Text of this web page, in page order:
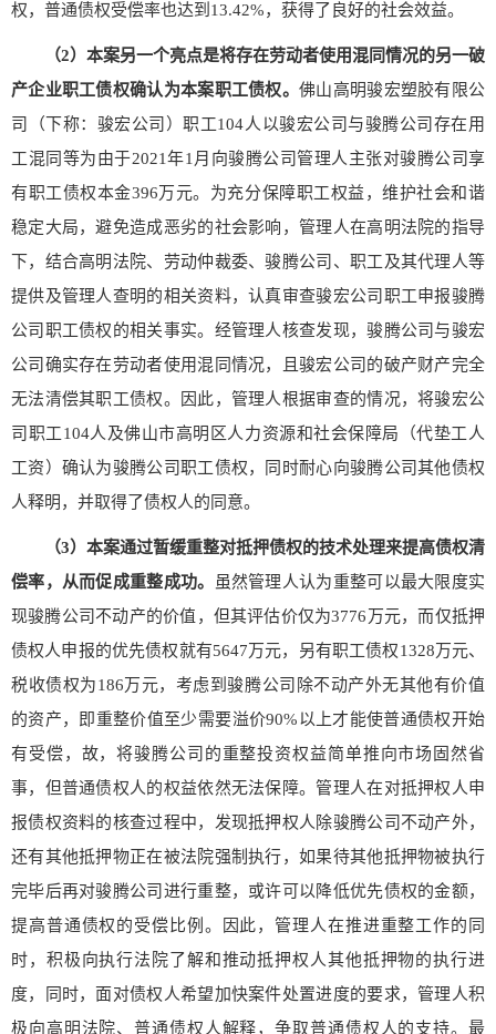
权，普通债权受偿率也达到13.42%，获得了良好的社会效益。
（2）本案另一个亮点是将存在劳动者使用混同情况的另一破
产企业职工债权确认为本案职工债权。佛山高明骏宏塑胶有限公
司（下称：骏宏公司）职工104人以骏宏公司与骏腾公司存在用
工混同等为由于2021年1月向骏腾公司管理人主张对骏腾公司享
有职工债权本金396万元。为充分保障职工权益，维护社会和谐
稳定大局，避免造成恶劣的社会影响，管理人在高明法院的指导
下，结合高明法院、劳动仲裁委、骏腾公司、职工及其代理人等
提供及管理人查明的相关资料，认真审查骏宏公司职工申报骏腾
公司职工债权的相关事实。经管理人核查发现，骏腾公司与骏宏
公司确实存在劳动者使用混同情况，且骏宏公司的破产财产完全
无法清偿其职工债权。因此，管理人根据审查的情况，将骏宏公
司职工104人及佛山市高明区人力资源和社会保障局（代垫工人
工资）确认为骏腾公司职工债权，同时耐心向骏腾公司其他债权
人释明，并取得了债权人的同意。
（3）本案通过暂缓重整对抵押债权的技术处理来提高债权清
偿率，从而促成重整成功。
虽然管理人认为重整可以最大限度实
现骏腾公司不动产的价值，但其评估价仅为3776万元，而仅抵押
债权人申报的优先债权就有5647万元，另有职工债权1328万元、
税收债权为186万元，考虑到骏腾公司除不动产外无其他有价值
的资产，即重整价值至少需要溢价90%以上才能使普通债权开始
有受偿，故，将骏腾公司的重整投资权益简单推向市场固然省
事，但普通债权人的权益依然无法保障。管理人在对抵押权人申
报债权资料的核查过程中，发现抵押权人除骏腾公司不动产外，
还有其他抵押物正在被法院强制执行，如果待其他抵押物被执行
完毕后再对骏腾公司进行重整，或许可以降低优先债权的金额，
提高普通债权的受偿比例。因此，管理人在推进重整工作的同
时，积极向执行法院了解和推动抵押权人其他抵押物的执行进
度，同时，面对债权人希望加快案件处置进度的要求，管理人积
极向高明法院、普通债权人解释，争取普通债权人的支持。最